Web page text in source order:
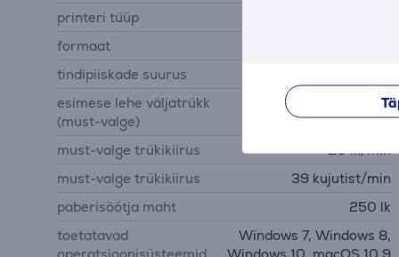
printeri tüüp
formaat
tindipiiskade suurus
esimese lehe väljatrükk
(must-valge)
6 s
must-valge trükikiirus
20 lk/min
must-valge trükikiirus
39 kujutist/min
paberisöötja maht
250 lk
toetatavad
Windows 7, Windows 8,